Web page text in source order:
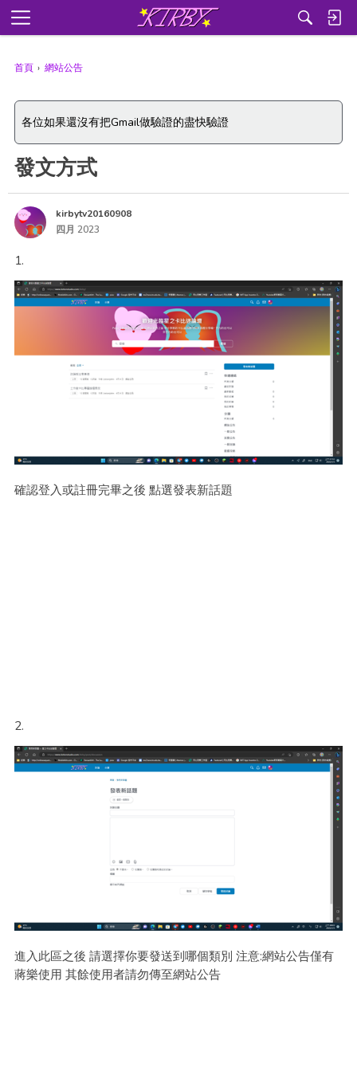
功
首頁 › 網站公告
各位如果還沒有把Gmail做驗證的盡快驗證
發文方式
kirbytv20160908
四月 2023
1.
確認登入或註冊完畢之後 點選發表新話題
2.
進入此區之後 請選擇你要發送到哪個類別 注意:網站公告僅有
蔣樂使用 其餘使用者請勿傳至網站公告